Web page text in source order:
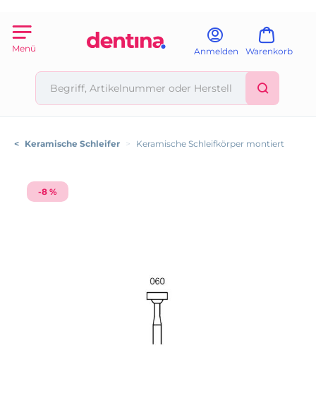
Menü Anmelden Warenkorb
< Keramische Schleifer > Keramische Schleifkörper montiert
-8 %